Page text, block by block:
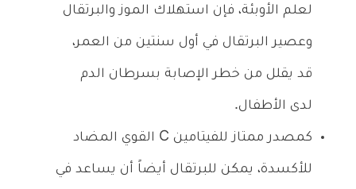
لعلم الأوبئة، فإن استهلاك الموز والبرتقال
وعصير البرتقال في أول سنتين من العمر،
قد يقلل من خطر الإصابة بسرطان الدم
لدى الأطفال.
كمصدر ممتاز للفيتامين C القوي المضاد
للأكسدة، يمكن للبرتقال أيضاً أن يساعد في